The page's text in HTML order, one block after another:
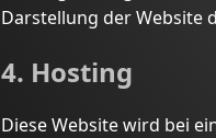
Darstellung der Website
4. Hosting
Diese Website wird bei